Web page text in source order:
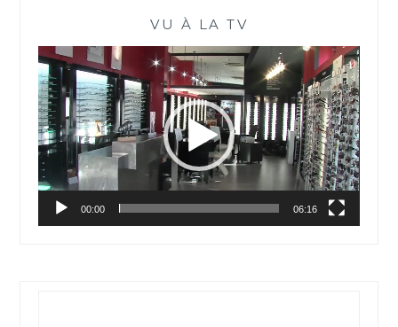
VU À LA TV
Lecteur
vidéo
00:00 06:16